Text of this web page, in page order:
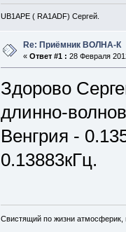
UB1APE ( RA1ADF) Сергей.
Re: Приёмник ВОЛНА-К
« Ответ #1 : 28 Февраля
Здорово
длинно-
Венгрия -
0.13883кГц.
Свистящий по жизни